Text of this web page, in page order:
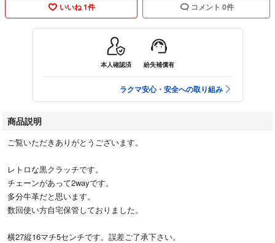
いいね 1件 コメント 0件
本人確認済 紛失補償有
ラクマ安心・安全への取り組み
商品説明
ご覧いただきありがとうございます。
レトロな黒クラッチです。
チェーンがあって2wayです。
多分牛革だと思います。
数回使い方自宅保管しておりました。
横27縦16マチ5センチです。誤差ご了承下さい。